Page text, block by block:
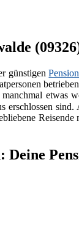
günstigenPension
etwas
erschlossen